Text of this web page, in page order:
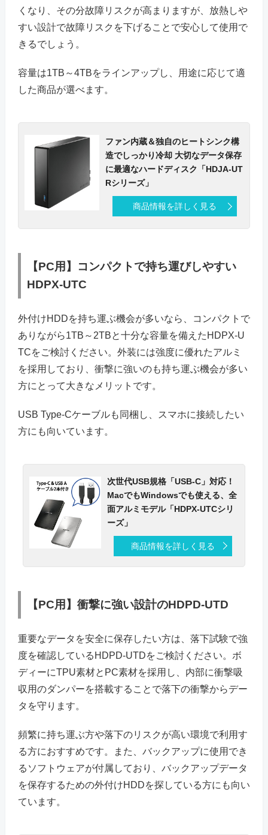
くなり、その分故障リスクが高まりますが、放熱しや
すい設計で故障リスクを下げることで安心して使用で
きるでしょう。
容量は1TB～4TBをラインアップし、用途に応じて適
した商品が選べます。
ファン内蔵＆独自のヒートシンク構
造でしっかり冷却 大切なデータ保存
に最適なハードディスク「HDJA-UT
Rシリーズ」
商品情報を詳しく見る
【PC用】コンパクトで持ち運びしやすい
HDPX-UTC
外付けHDDを持ち運ぶ機会が多いなら、コンパクトで
ありながら1TB～2TBと十分な容量を備えたHDPX-U
TCをご検討ください。外装には強度に優れたアルミ
を採用しており、衝撃に強いのも持ち運ぶ機会が多い
方にとって大きなメリットです。
USB Type-Cケーブルも同梱し、スマホに接続したい
方にも向いています。
次世代USB規格「USB-C」対応！
MacでもWindowsでも使える、全
面アルミモデル「HDPX-UTCシリ
ーズ」
商品情報を詳しく見る
【PC用】衝撃に強い設計のHDPD-UTD
重要なデータを安全に保存したい方は、落下試験で強
度を確認しているHDPD-UTDをご検討ください。ボ
ディーにTPU素材とPC素材を採用し、内部に衝撃吸
収用のダンパーを搭載することで落下の衝撃からデー
タを守ります。
頻繁に持ち運ぶ方や落下のリスクが高い環境で利用す
る方におすすめです。また、バックアップに使用でき
るソフトウェアが付属しており、バックアップデータ
を保存するための外付けHDDを探している方にも向い
ています。